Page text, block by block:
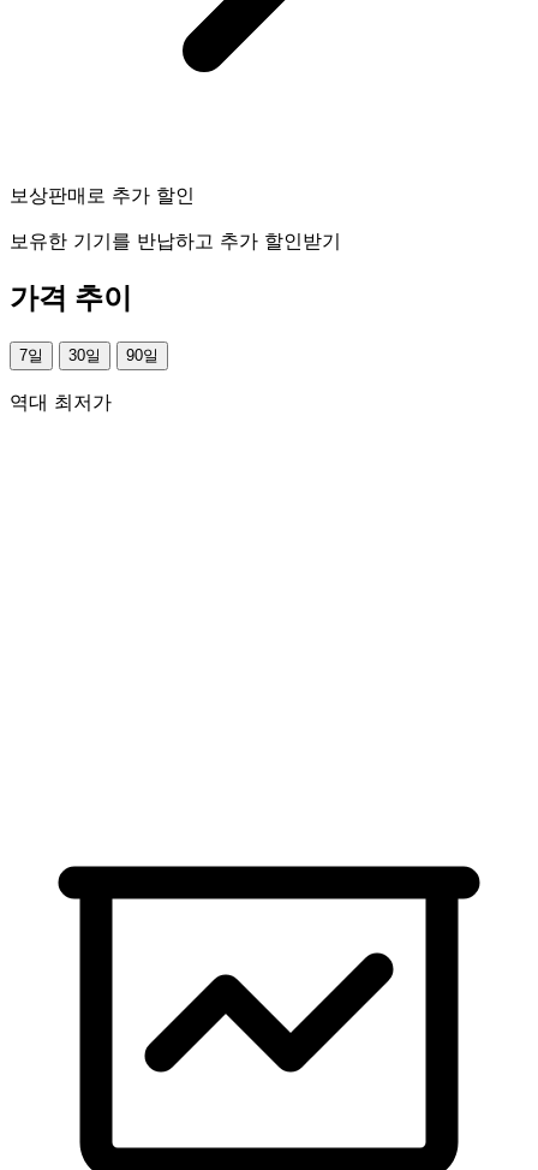
보상판매로 추가 할인
보유한 기기를 반납하고 추가 할인받기
가격 추이
7일 30일 90일
역대 최저가